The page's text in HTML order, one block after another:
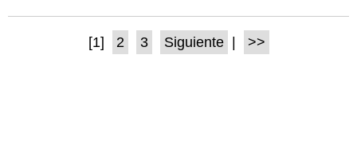
[1] 2 3 Siguiente | >>